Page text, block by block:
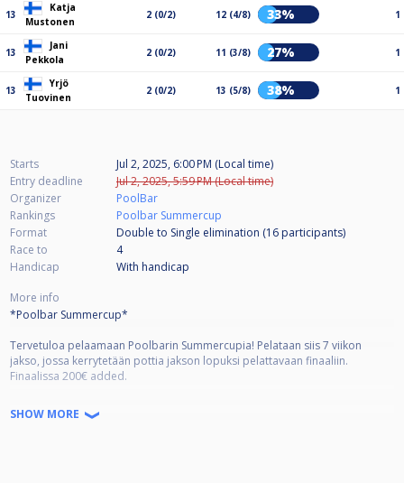
13
Katja
Mustonen
2 (0/2) 12 (4/8) 33% 1
13
Jani
Pekkola
2 (0/2) 11 (3/8) 27% 1
13
Yrjö
Tuovinen
2 (0/2) 13 (5/8) 38% 1
Starts
Jul 2, 2025, 6:00 PM (Local time)
Entry deadline
Jul 2, 2025, 5:59 PM (Local time)
Organizer
PoolBar
Rankings
Poolbar Summercup
Format
Double to Single elimination (16 participants)
Race to
4
Handicap
With handicap
More info
*Poolbar Summercup*
Tervetuloa pelaamaan Poolbarin Summercupia! Pelataan siis 7 viikon
jakso, jossa kerrytetään pottia jakson lopuksi pelattavaan finaaliin.
Finaalissa 200€ added.
Jakso alkaa lauantaina 7.6. klo 16.30 9-pallon merkeissä ja kesäkuun ajan
pelipäivänä on lauantai, heinäkuu ke. Yksittäisen kisan osallistumismaksu
SHOW MORE